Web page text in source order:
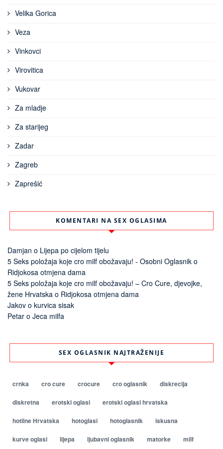
Velika Gorica
Veza
Vinkovci
Virovitica
Vukovar
Za mladje
Za starijeg
Zadar
Zagreb
Zaprešić
KOMENTARI NA SEX OGLASIMA
Damjan o Lijepa po cijelom tijelu
5 Seks položaja koje cro milf obožavaju! - Osobni Oglasnik o
Ridjokosa otmjena dama
5 Seks položaja koje cro milf obožavaju! – Cro Cure, djevojke,
žene Hrvatska o Ridjokosa otmjena dama
Jakov o kurvica sisak
Petar o Jeca milfa
SEX OGLASNIK NAJTRAŽENIJE
crnka cro cure crocure cro oglasnik diskrecija
diskretna erotski oglasi erotski oglasi hrvatska
hotline Hrvatska hotoglasi hotoglasnik iskusna
kurve oglasi lijepa ljubavni oglasnik matorke milf